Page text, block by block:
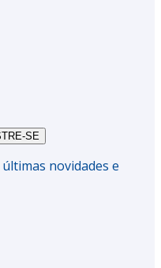
SE
novidades e